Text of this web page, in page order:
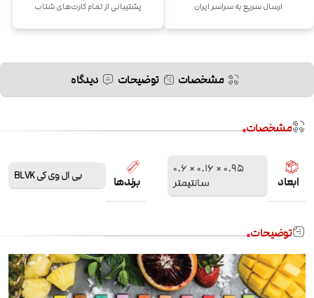
ارسال سریع به سراسر ایران پشتیبانی از تمام کارت‌های شتاب
مشخصات توضیحات دیدگاه
مشخصات
ابعاد
0.95 × 0.16 × 0.6
سانتیمتر
برندها بی ال وی کی BLVK
توضیحات